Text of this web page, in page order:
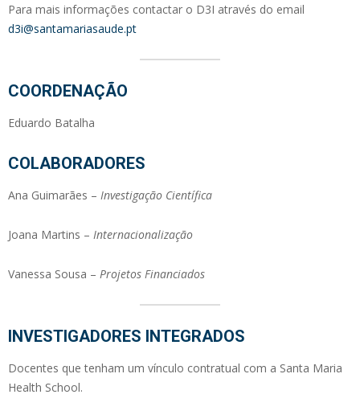
Para mais informações contactar o D3I através do email
d3i@santamariasaude.pt
COORDENAÇÃO
Eduardo Batalha
COLABORADORES
Ana Guimarães – Investigação Científica
Joana Martins – Internacionalização
Vanessa Sousa – Projetos Financiados
INVESTIGADORES INTEGRADOS
Docentes que tenham um vínculo contratual com a Santa Maria
Health School.